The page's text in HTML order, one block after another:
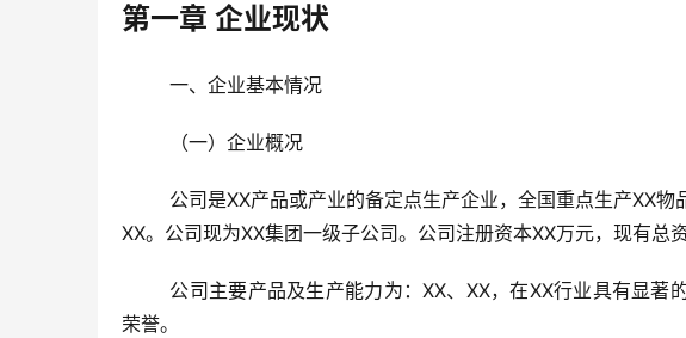
第一章 企业现状
	一、企业基本情况
	（一）企业概况
XX。公司现为XX集团一级子公司。公司注册资本XX万元，现有总
荣誉。